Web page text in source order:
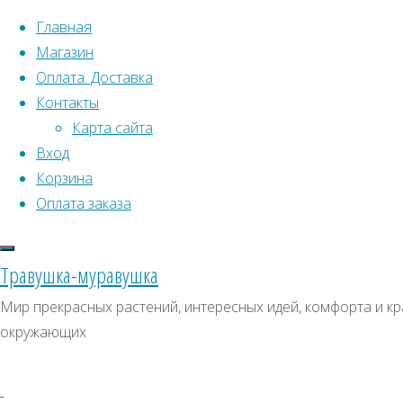
Перейти к содержимому
Главная
Магазин
Оплата. Доставка
Контакты
Карта сайта
Вход
Корзина
Оплата заказа
Травушка-муравушка
Мир прекрасных растений, интересных идей, комфорта и
окружающих
Что искать:
Тернстремия
голоцветковая
Купить
Искать:
СКИДКИ, АКЦИИ
Архивы